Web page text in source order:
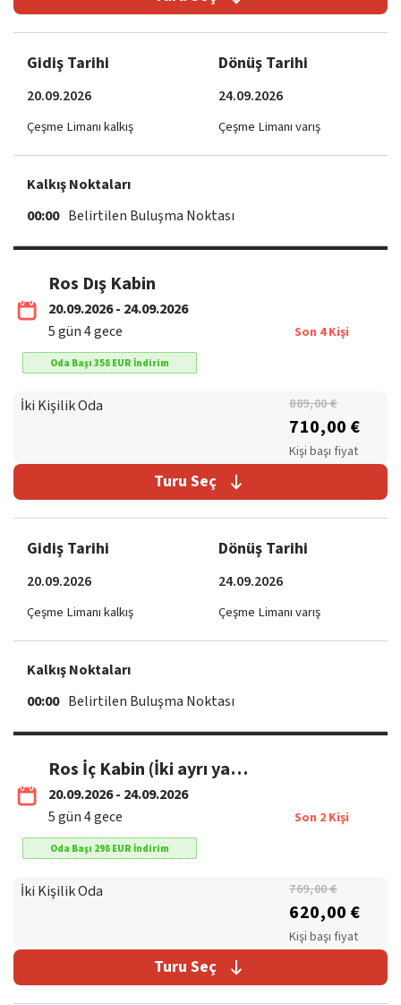
Gidiş Tarihi
20.09.2026
Çeşme Limanı kalkış
Dönüş Tarihi
24.09.2026
Çeşme Limanı varış
Kalkış Noktaları
00:00 Belirtilen Buluşma Noktası
Ros Dış Kabin
20.09.2026 - 24.09.2026
5gün4gece Son 4Kişi
Oda Başı 358 EUR İndirim
İki Kişilik Oda 889,00 €
710,00 €
Kişi başı fiyat
Turu Seç
Gidiş Tarihi
20.09.2026
Çeşme Limanı kalkış
Dönüş Tarihi
24.09.2026
Çeşme Limanı varış
Kalkış Noktaları
00:00 Belirtilen Buluşma Noktası
Ros İç Kabin (İki ayrı yataklıdır.)
20.09.2026 - 24.09.2026
5gün4gece Son 2 Kişi
Oda Başı 298 EUR İndirim
İki Kişilik Oda 769,00 €
620,00 €
Kişi başı fiyat
Turu Seç